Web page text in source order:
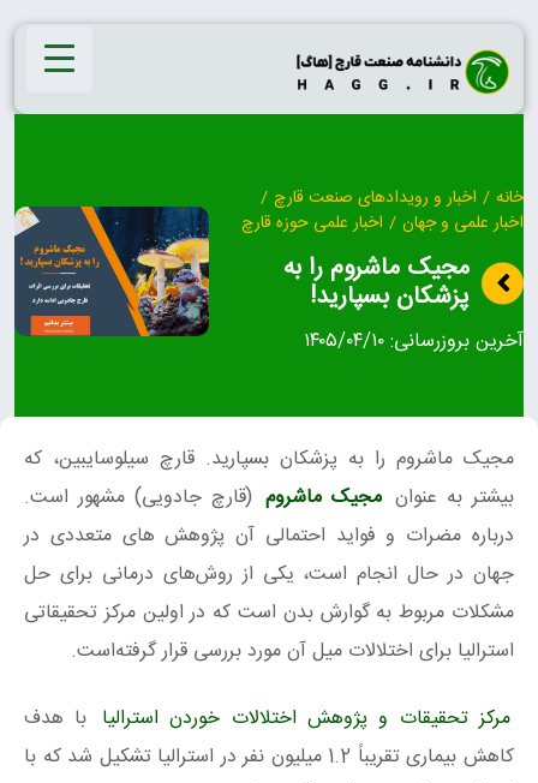
Skip
content
خانه / اخبار و رویدادهای صنعت قارچ /
اخبار علمی و جهان / اخبار علمی حوزه قارچ
مجیک ماشروم را به
پزشکان بسپارید!
آخرین بروزرسانی:۱۴۰۵/۰۴/۱۰
مجیک ماشروم را به پزشکان بسپارید. قارچ سیلوسایبین، که
بیشتر به عنوان مجیک ماشروم (قارچ جادویی) مشهور است.
درباره مضرات و فواید احتمالی آن پژوهش های متعددی در
جهان در حال انجام است، یکی از روش‌های درمانی برای حل
مشکلات مربوط به گوارش بدن است که در اولین مرکز تحقیقاتی
استرالیا برای اختلالات میل آن مورد بررسی قرار گرفته‌است.
مرکز تحقیقات و پژوهش اختلالات خوردن استرالیا با هدف
کاهش بیماری تقریباً 1.2 میلیون نفر در استرالیا تشکیل شد که با